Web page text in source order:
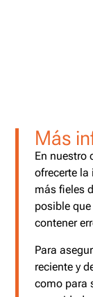
Más
En nuestro
ofrecerte
más fieles
posible
contener
Para
reciente y
como para